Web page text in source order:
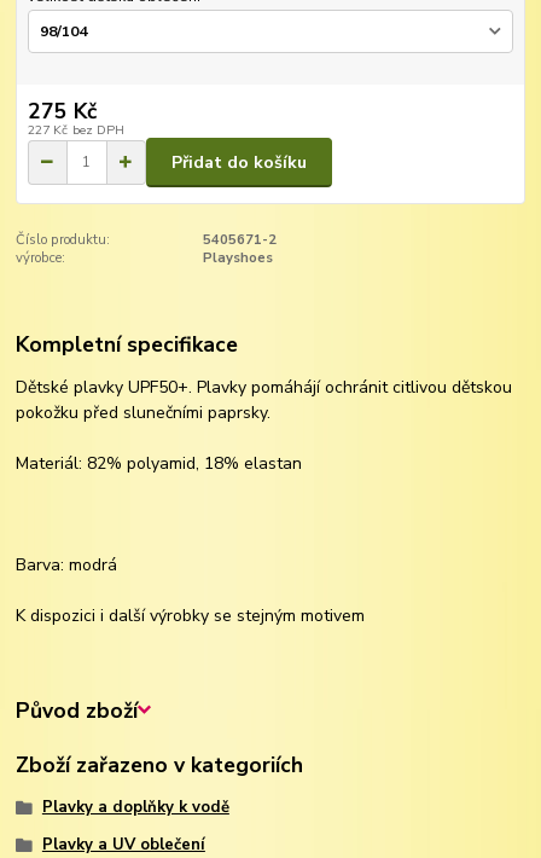
275 Kč
227 Kč bez DPH
Přidat do košíku
Číslo produktu:
5405671-2
výrobce:
Playshoes
Kompletní specifikace
Dětské plavky UPF50+. Plavky pomáhájí ochránit citlivou dětskou
pokožku před slunečními paprsky.
Materiál: 82% polyamid, 18% elastan
Barva: modrá
K dispozici i další výrobky se stejným motivem
Původ zboží
Zboží zařazeno v kategoriích
Plavky a doplňky k vodě
Plavky a UV oblečení